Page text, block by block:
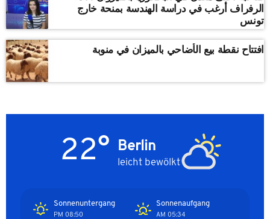
الرفراف أرغب في دراسة الهندسة بمنحة خارج
تونس
افتتاح نقطة بيع الأضاحي بالميزان في منوبة
Berlin
leicht bewölkt
22°
Sonnenaufgang
05:34 AM
Sonnenuntergang
08:50 PM